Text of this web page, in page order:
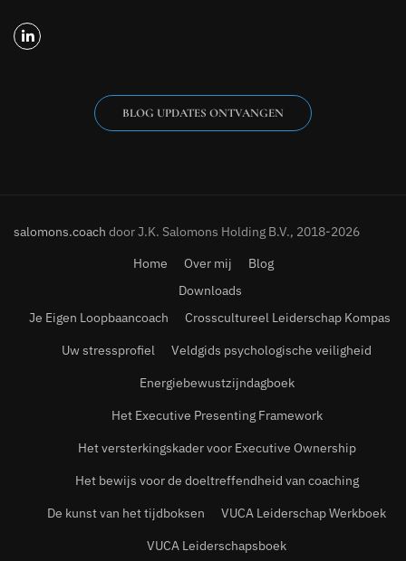
BLOG UPDATES ONTVANGEN
salomons.coach door J.K. Salomons Holding B.V., 2018-2026
Home
Over mij
Blog
Downloads
Je Eigen Loopbaancoach
Crosscultureel Leiderschap Kompas
Uw stressprofiel
Veldgids psychologische veiligheid
Energiebewustzijndagboek
Het Executive Presenting Framework
Het versterkingskader voor Executive Ownership
Het bewijs voor de doeltreffendheid van coaching
De kunst van het tijdboksen
VUCA Leiderschap Werkboek
VUCA Leiderschapsboek